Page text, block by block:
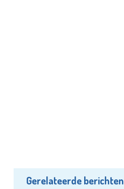
Gerelateerde berichten